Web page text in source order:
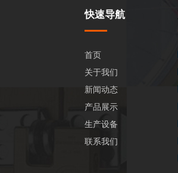
快速导航
首页
关于我们
新闻动态
产品展示
生产设备
联系我们